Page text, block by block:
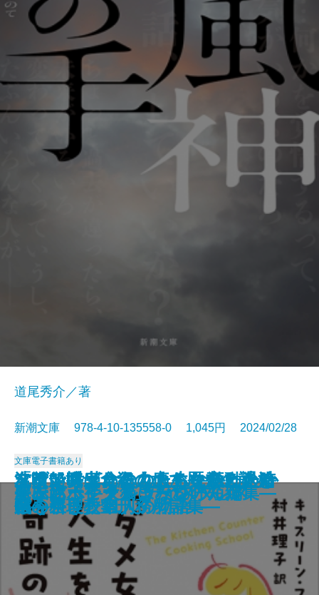
嘘があふれた世界で
巡査たちに敬礼を
希望のゆくえ
飛ぶ男
果ての海
土佐くろしお鉄道殺人事件
出版禁止 ろろるの村滞在記
TIMELESS
雷神
風神の手
道尾秀介／著
新潮文庫 978-4-10-135558-0 1,045円 2024/02/28
文庫電子書籍あり
「ダメ女」たちの人生を変えた奇
跡の料理教室
屍衣にポケットはない
友喰い―鬼食役人のあやかし退治
帖―
もふもふ―犬猫まみれの短編集―
フランス革命の女たち―激動の時
代を生きた11人の物語―
沈没船博士、海の底で歴史の謎を
追う
オーバーヒート
夢に迷ってタクシーを呼んだ
アンソーシャル ディスタンス
名前で呼ばれたこともなかったか
ら―奈良少年刑務所詩集―